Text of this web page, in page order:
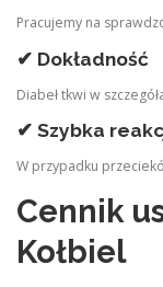
Pracujemy na
✔ Dokładność
Diabeł tkwi w
✔ Szybka
W przypadku
Cennik
Kołbiel